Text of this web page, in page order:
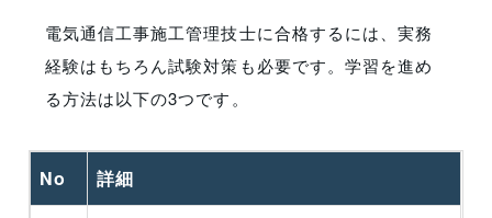
電気通信工事施工管理技士に合格するには、実務
経験はもちろん試験対策も必要です。学習を進め
る方法は以下の3つです。
No 詳細